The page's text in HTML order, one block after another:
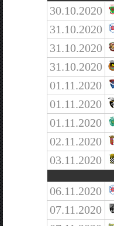
30.10.2020
31.10.2020
31.10.2020
31.10.2020
01.11.2020
01.11.2020
01.11.2020
02.11.2020
03.11.2020
06.11.2020
07.11.2020